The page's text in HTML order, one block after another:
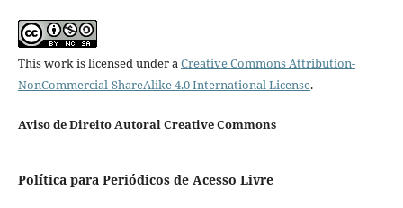
This work is licensed under a Creative Commons Attribution-
NonCommercial-ShareAlike 4.0 International License.
Aviso de Direito Autoral Creative Commons
Política para Periódicos de Acesso Livre